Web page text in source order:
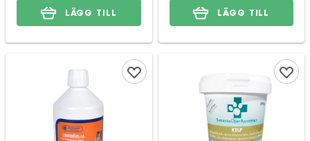
LÄGG TILL LÄGG TILL